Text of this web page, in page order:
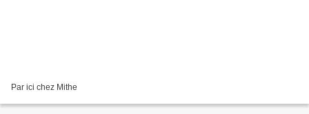
Par ici chez Mithe